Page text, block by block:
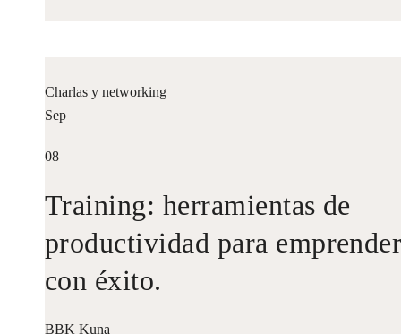
Charlas y networking
Sep
08
Training: herramientas de
productividad para
con éxito.
BBK Kuna